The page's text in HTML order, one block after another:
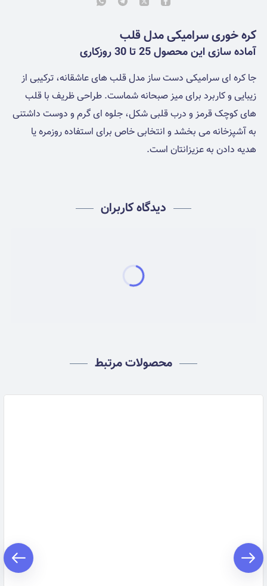
کره خوری سرامیکی مدل قلب
آماده سازی این محصول 25 تا 30 روزکاری
جا کره ای سرامیکی دست ساز مدل قلب های عاشقانه، ترکیبی از
زیبایی و کاربرد برای میز صبحانه شماست. طراحی ظریف با قلب
های کوچک قرمز و درب قلبی شکل، جلوه ای گرم و دوست داشتنی
به آشپزخانه می بخشد و انتخابی خاص برای استفاده روزمره یا
هدیه دادن به عزیزانتان است.
دیدگاه کاربران
محصولات مرتبط